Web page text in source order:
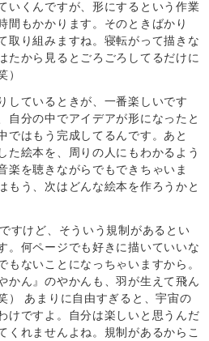
いくんですが、形にするという作業
間もかかります。そのときばかり
取り組みますね。寝転がって描きな
たから見るとごろごろしてるだけに
）
しているときが、一番楽しいです
自分の中でアイデアが形になったと
ではもう完成してるんです。あと
た絵本を、周りの人にもわかるよう
楽を聴きながらでもできちゃいま
もう、次はどんな絵本を作ろうかと
すけど、そういう規制があるとい
。何ページでも好きに描いていいな
もないことになっちゃいますから。
かん』のやかんも、羽が生えて飛ん
） あまりに自由すぎると、宇宙の
けですよ。自分は楽しいと思うんだ
くれませんよね。規制があるからこ